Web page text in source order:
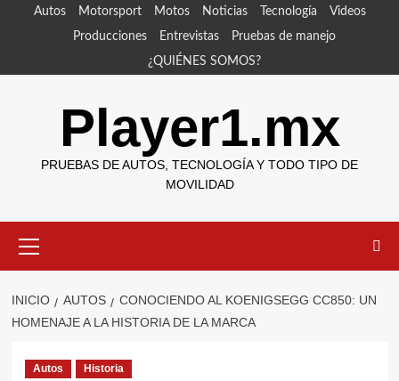
SaltarAutos Motorsport Motos Noticias Tecnología
Videos
Producciones
Entrevistas
Pruebas de manejo
¿QUIÉNES SOMOS?
Player1.mx
PRUEBAS DE AUTOS, TECNOLOGÍA Y TODO TIPO DE
MOVILIDAD
primario
INICIO AUTOS
CONOCIENDO AL KOENIGSEGG CC850: UN
HOMENAJE A LA HISTORIA DE LA MARCA
Autos Historia